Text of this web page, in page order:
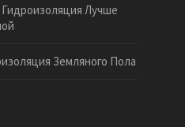
Гидроизоляция Лучше
Земляного Пола